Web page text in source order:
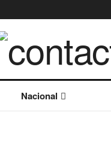
Nacional